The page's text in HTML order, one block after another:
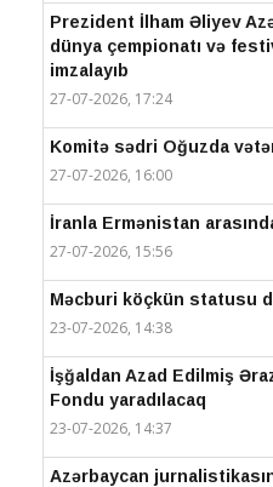
Prezident İlham Əliyev
dünya çempionatı və
imzalayıb
27-07-2026, 17:24
Komitə sədri Oğuzda
27-07-2026, 16:00
İranla Ermənistan
27-07-2026, 15:56
Məcburi köçkün statusu
23-07-2026, 14:38
İşğaldan Azad Edilmiş
Fondu yaradılacaq
23-07-2026, 14:37
Azərbaycan